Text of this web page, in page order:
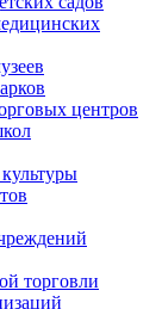
центров
торговли